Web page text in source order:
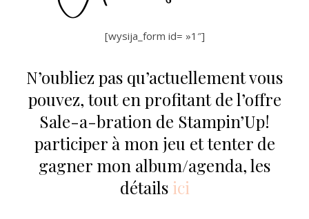
[wysija_form id= »1″]
N’oubliez pas qu’actuellement vous
pouvez, tout en profitant de l’offre
Sale-a-bration de Stampin’Up!
participer à mon jeu et tenter de
gagner mon album/agenda, les
détails ici